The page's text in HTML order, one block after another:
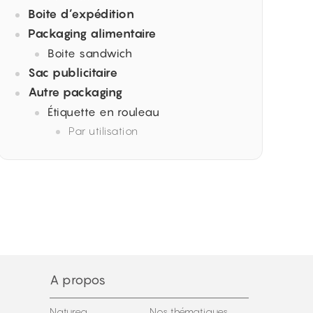
Boite d’expédition
Packaging alimentaire
Boite sandwich
Sac publicitaire
Autre packaging
Étiquette en rouleau
Par utilisation
A propos